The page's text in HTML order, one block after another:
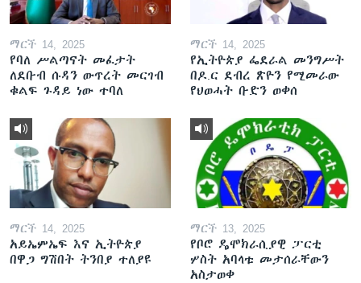
ማርች 14, 2025
የባለ ሥልጣናት መፈታት
ለደቡብ ሱዳን ውጥረት መርገብ
ቁልፍ ጉዳይ ነው ተባለ
ማርች 14, 2025
የኢትዮጵያ ፌደራል መንግሥት
በዶ.ር ደብረ ጽዮን የሚመራው
የህወሓት ቡድን ወቀሰ
ማርች 14, 2025
አይኤምኤፍ እና ኢትዮጵያ
በዋጋ ግሽበት ትንበያ ተለያዩ
ማርች 13, 2025
የቦሮ ዴሞክራሲያዊ ፓርቲ
ሦስት አባላቱ መታሰራቸውን
አስታወቀ